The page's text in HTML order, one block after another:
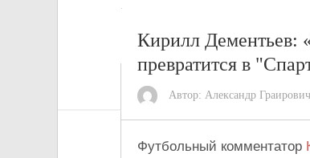
Кирилл Дементьев:
превратится в
Автор: Александр Граирович
Футбольный комментатор